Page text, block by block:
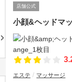
店舗公式
小顔&ヘッドマ
エステ マッサージ